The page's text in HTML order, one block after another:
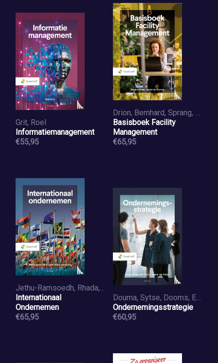
Grit, Roel
Informatiemanagement
€55,95
Drion, Bernhard, Sprang, Hester van
Basisboek Facility
Management
€65,95
Jethu-Ramsoedh, Rhada, Hendrickx, Maud
Internationaal
Ondernemen
€65,95
Douma, Sytse, Dooms, Eric, Ooijen, Aswin van
Ondernemingsstrategie
€60,95